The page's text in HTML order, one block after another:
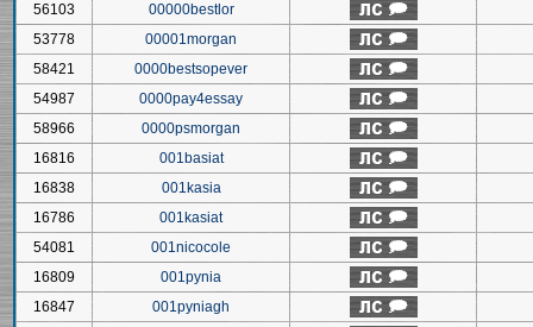
56103
00000bestlor
53778
00001morgan
58421
0000bestsopever
54987
0000pay4essay
58966
0000psmorgan
16816
001basiat
16838
001kasia
16786
001kasiat
54081
001nicocole
16809
001pynia
16847
001pyniagh